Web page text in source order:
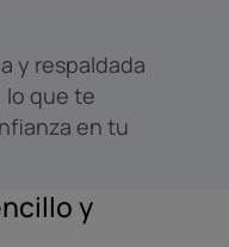
y respaldada
lo que te
en tu
y